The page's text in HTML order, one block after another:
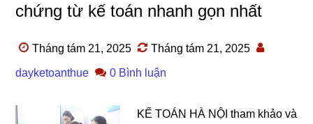
chứng từ kế toán nhanh gọn nhất
Tháng tám 21, 2025 Tháng tám 21, 2025
dayketoanthue 0 Bình luận
KẾ TOÁN HÀ NỘI tham khảo và